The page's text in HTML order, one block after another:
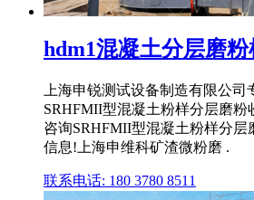
hdm1混凝土分层磨粉
上海申锐测试设备制造有限公司
SRHFMII型混凝土粉样分层磨粉
咨询SRHFMII型混凝土粉样分层
信息!上海申维科矿渣微粉磨 .
联系电话: 180 3780 8511